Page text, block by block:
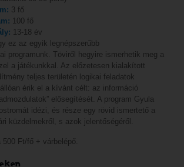
3 fő
100 fő
13-18 év
ez az egyik legnépszerűbb
programunk. Töviről hegyire ismerhetik meg a
a játékunkkal. Az előzetesen kialakított
teljes területén logikai feladatok
érik el a kívánt célt: az információ
elősegítését. A program Gyula
idézi, és része egy rövid ismertető a
küzdelmekről, s azok jelentőségéről.
Ft/fő + várbelépő.